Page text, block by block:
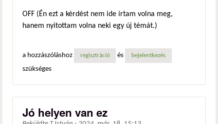
OFF (Én ezt a kérdést nem ide írtam volna meg,
hanem nyitottam volna neki egy új témát.)
a hozzászóláshoz regisztráció és bejelentkezés
szükséges
Jó helyen van ez